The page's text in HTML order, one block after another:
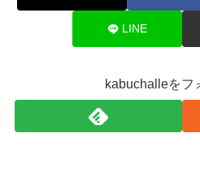
LINE
kabuchalleをフ